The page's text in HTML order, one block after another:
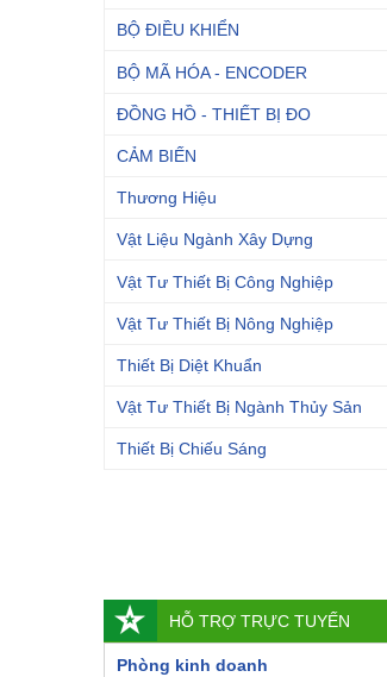
BỘ ĐIỀU KHIỂN
BỘ MÃ HÓA - ENCODER
ĐỒNG HỒ - THIẾT BỊ ĐO
CẢM BIẾN
Thương Hiệu
Vật Liệu Ngành Xây Dựng
Vật Tư Thiết Bị Công Nghiệp
Vật Tư Thiết Bị Nông Nghiệp
Thiết Bị Diệt Khuẩn
Vật Tư Thiết Bị Ngành Thủy Sản
Thiết Bị Chiếu Sáng
HỖ TRỢ TRỰC TUYẾN
Phòng kinh doanh